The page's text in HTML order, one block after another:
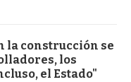
la construcción se
los
el Estado"